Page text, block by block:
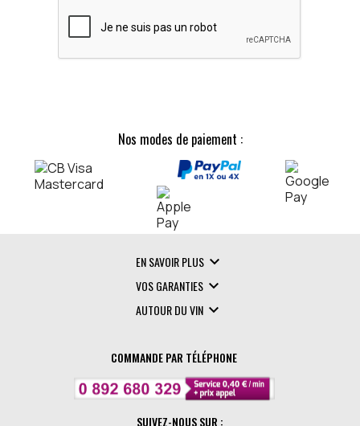
Nos modes de paiement :
EN SAVOIR PLUS 
VOS GARANTIES 
AUTOUR DU VIN 
COMMANDE PAR TÉLÉPHONE
SUIVEZ-NOUS SUR :